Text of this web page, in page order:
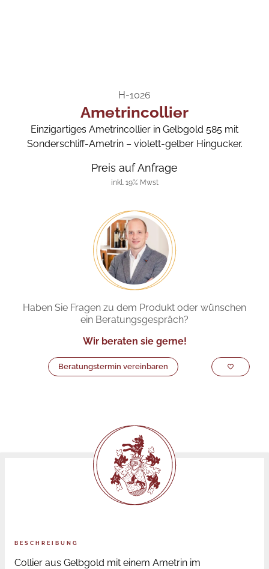
H-1026
Ametrincollier
Einzigartiges Ametrincollier in Gelbgold 585 mit
Sonderschliff-Ametrin – violett-gelber Hingucker.
Preis auf Anfrage
inkl. 19% Mwst
Haben Sie Fragen zu dem Produkt oder wünschen
ein Beratungsgespräch?
Wir beraten sie gerne!
Beratungstermin vereinbaren
BESCHREIBUNG
Collier aus Gelbgold mit einem Ametrin im